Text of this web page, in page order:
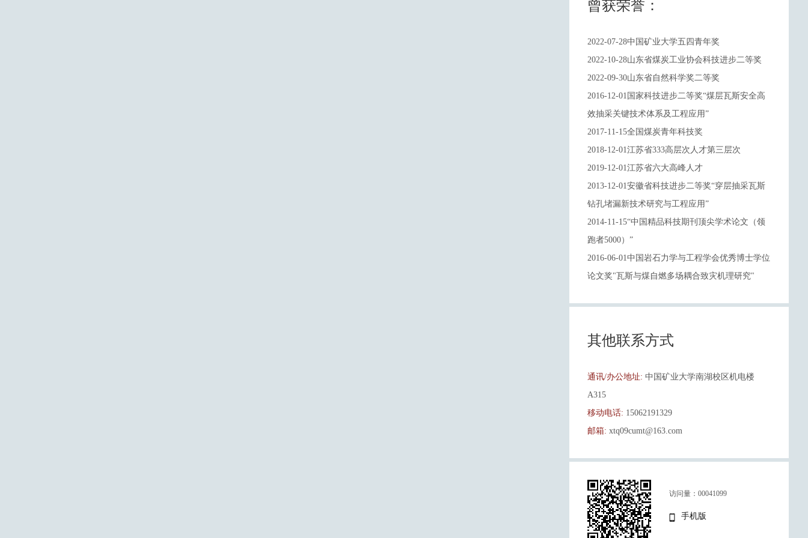
曾获荣誉：
2022-07-28中国矿业大学五四青年奖
2022-10-28山东省煤炭工业协会科技进步二等奖
2022-09-30山东省自然科学奖二等奖
2016-12-01国家科技进步二等奖“煤层瓦斯安全高
效抽采关键技术体系及工程应用”
2017-11-15全国煤炭青年科技奖
2018-12-01江苏省333高层次人才第三层次
2019-12-01江苏省六大高峰人才
2013-12-01安徽省科技进步二等奖“穿层抽采瓦斯
钻孔堵漏新技术研究与工程应用”
2014-11-15“中国精品科技期刊顶尖学术论文（领
跑者5000）”
2016-06-01中国岩石力学与工程学会优秀博士学位
论文奖"瓦斯与煤自燃多场耦合致灾机理研究"
其他联系方式
通讯/办公地址: 中国矿业大学南湖校区机电楼
A315
移动电话: 15062191329
邮箱: xtq09cumt@163.com
访问量： 00041099
手机版